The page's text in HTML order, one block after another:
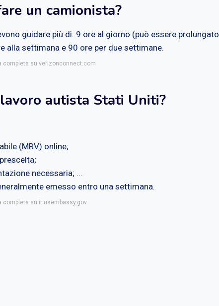
un camionista?
guidare più di: 9 ore al giorno (può essere prolungato
alla settimana e 90 ore per due settimane.
completa su verizonconnect.com
autista Stati Uniti?
(MRV) online;
necessaria; ...
emesso entro una settimana.
completa su it.usembassy.gov